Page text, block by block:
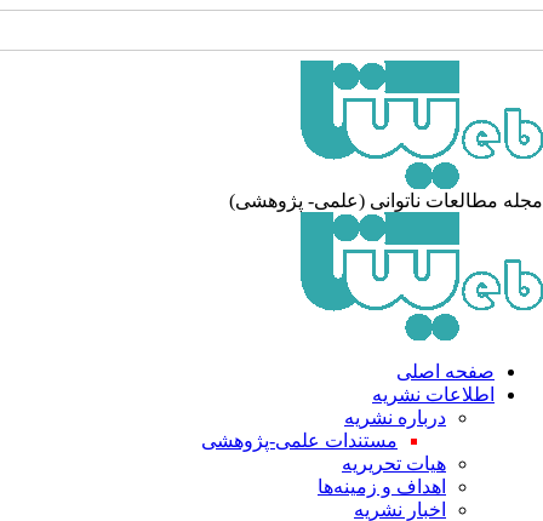
مطالعات ناتوانی (علمی- پژوهشی)
صفحه اصلی
اطلاعات نشریه
درباره نشریه
مستندات علمی-پژوهشی
هیات تحریریه
اهداف و زمینه‌ها
اخبار نشریه